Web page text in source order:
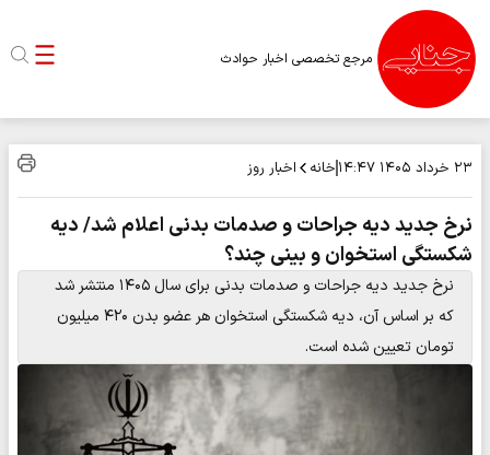
مرجع تخصصی اخبار حوادث
۲۳ خرداد ۱۴۰۵ ۱۴:۴۷ خانه اخبار روز
نرخ جدید دیه جراحات و صدمات بدنی اعلام شد/ دیه
شکستگی استخوان و بینی چند؟
نرخ جدید دیه جراحات و صدمات بدنی برای سال ۱۴۰۵ منتشر شد
که بر اساس آن، دیه شکستگی استخوان هر عضو بدن ۴۲۰ میلیون
تومان تعیین شده است.